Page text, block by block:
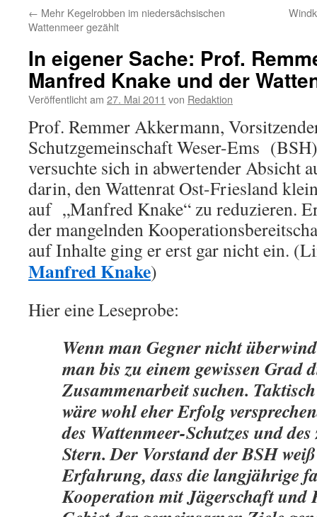
← Mehr Kegelrobben im niedersächsischen
Wattenmeer gezählt
In eigener Sache: Prof.
Manfred Knake und der
Veröffentlicht am 27. Mai 2011 von Redaktion
Prof. Remmer Akkermann,
Schutzgemeinschaft Weser-Ems
versuchte sich in abwertender Absicht
darin, den Wattenrat Ost-Friesland
auf „Manfred Knake“ zu reduzieren.
der mangelnden
auf Inhalte ging er erst gar nicht ein.
Manfred Knake)
Hier eine Leseprobe:
Wenn man Gegner nicht
man bis zu einem gewissen Grad
Zusammenarbeit suchen.
wäre wohl eher Erfolg
des Wattenmeer-Schutzes und
Stern. Der Vorstand der BSH
Erfahrung, dass die langjährige
Kooperation mit Jägerschaft und